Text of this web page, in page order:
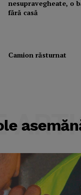
nesupravegheate, o
fără casă
Camion răsturnat